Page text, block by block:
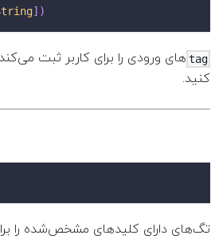
] )
tag های ورودی را برای کاربر ثبت می‌کند.
کنید.
تگ‌های دارای کلید‌های مشخص‌شده را